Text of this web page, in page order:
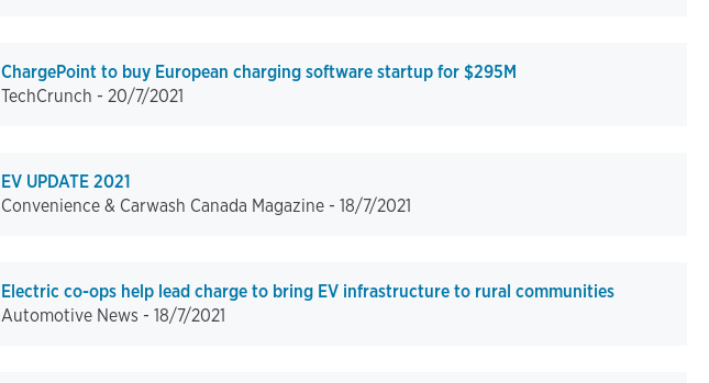
ChargePoint to buy European charging software startup for $295M
TechCrunch - 20/7/2021
EV UPDATE 2021
Convenience & Carwash Canada Magazine - 18/7/2021
Electric co-ops help lead charge to bring EV infrastructure to rural communities
Automotive News - 18/7/2021